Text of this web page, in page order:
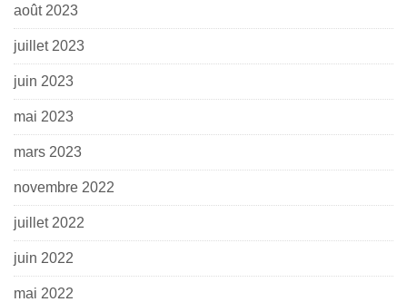
août 2023
juillet 2023
juin 2023
mai 2023
mars 2023
novembre 2022
juillet 2022
juin 2022
mai 2022